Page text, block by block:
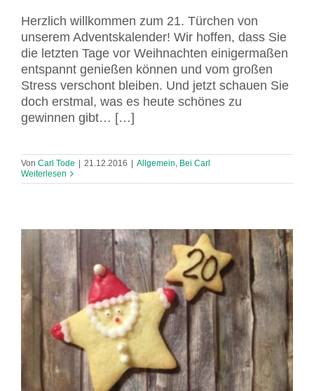
Herzlich willkommen zum 21. Türchen von
unserem Adventskalender! Wir hoffen, dass Sie
die letzten Tage vor Weihnachten einigermaßen
entspannt genießen können und vom großen
Stress verschont bleiben. Und jetzt schauen Sie
doch erstmal, was es heute schönes zu
gewinnen gibt… […]
Von Carl Tode | 21.12.2016 | Allgemein Bei Carl
Weiterlesen